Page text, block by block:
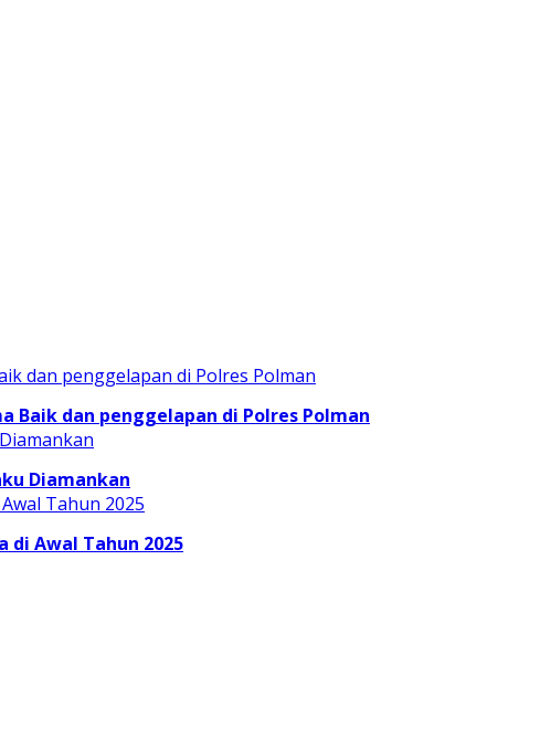
Baik dan penggelapan di Polres Polman
Diamankan
di Awal Tahun 2025